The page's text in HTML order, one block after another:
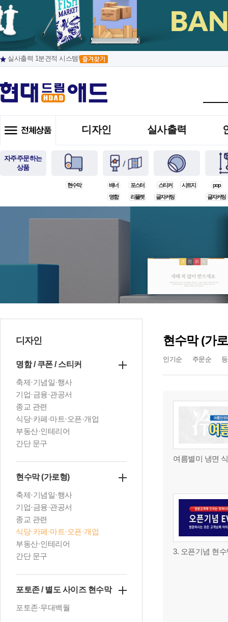
실사출력 1분견적 시스템!
디자인 실사출력
자주주문하는
상품
현수막 배너
포스터
명함
리플렛
스티커
시트지
글자커팅
pop
글자커팅
디자인
명함 / 쿠폰 / 스티커
축제·기념일·행사
기업·금융·관공서
종교 관련
식당·카페·마트·오픈·개업
부동산·인테리어
간단 문구
현수막 (가로형)
축제·기념일·행사
기업·금융·관공서
종교 관련
식당·카페·마트·오픈·개업
부동산·인테리어
간단 문구
포토존 / 별도 사이즈 현수막
포토존·무대백월
현수막 (가
인기순 주문순
여름별미 냉면
3. 오픈기념 현